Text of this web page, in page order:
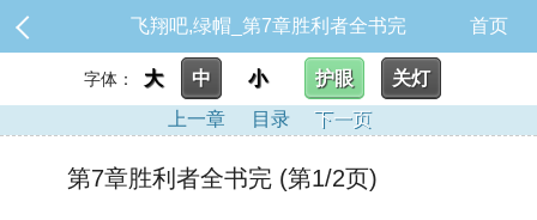
飞翔吧,绿帽_第7章胜利者全书完 首页
字体： 大 中 小 护眼
关灯
上一章
目录 下一页
第7章胜利者全书完 (第1/2页)